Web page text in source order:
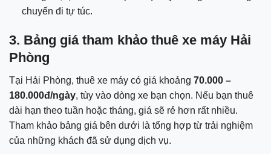
chuyến đi tự túc.
3. Bảng giá tham khảo thuê xe máy Hải
Phòng
Tại Hải Phòng, thuê xe máy có giá khoảng 70.000 –
180.000đ/ngày, tùy vào dòng xe bạn chọn. Nếu bạn thuê
dài hạn theo tuần hoặc tháng, giá sẽ rẻ hơn rất nhiều.
Tham khảo bảng giá bên dưới là tổng hợp từ trải nghiệm
của những khách đã sử dụng dịch vụ.